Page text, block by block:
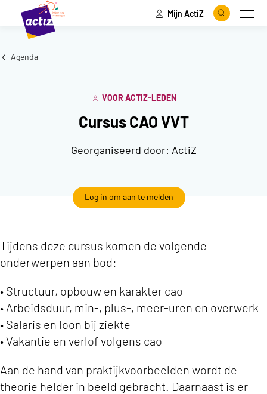
Naar hoofdinhoud
Naar menu Mijn ActiZ
Zoeken
Agenda
VOOR ACTIZ-LEDEN
Cursus CAO VVT
Georganiseerd door: ActiZ
Log in om aan te melden
Tijdens deze cursus komen de volgende
onderwerpen aan bod:
• Structuur, opbouw en karakter cao
• Arbeidsduur, min-, plus-, meer-uren en overwerk
• Salaris en loon bij ziekte
• Vakantie en verlof volgens cao
Aan de hand van praktijkvoorbeelden wordt de
theorie helder in beeld gebracht. Daarnaast is er